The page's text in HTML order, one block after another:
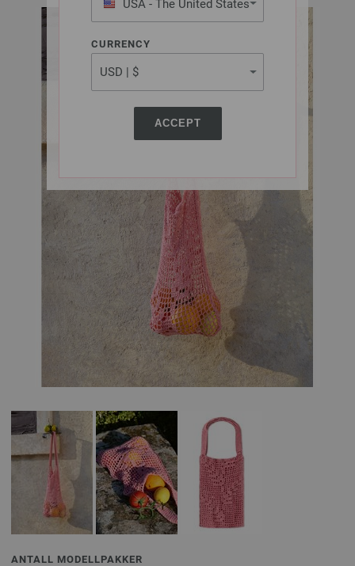
USA - The United States
of America
CURRENCY
ACCEPT
ANTALL MODELLPAKKER